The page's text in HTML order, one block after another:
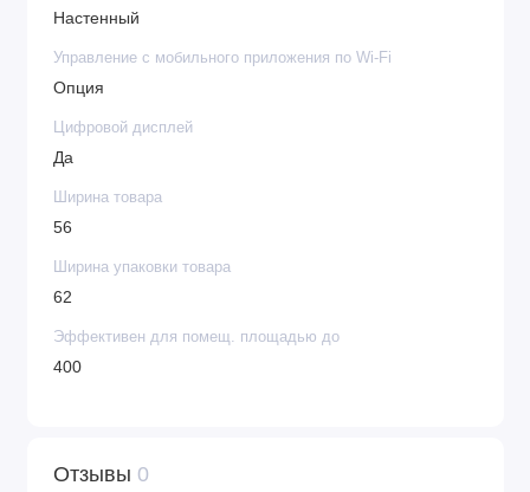
Настенный
Управление c мобильного приложения по Wi-Fi
Опция
Цифровой дисплей
Да
Ширина товара
56
Ширина упаковки товара
62
Эффективен для помещ. площадью до
400
Отзывы 0